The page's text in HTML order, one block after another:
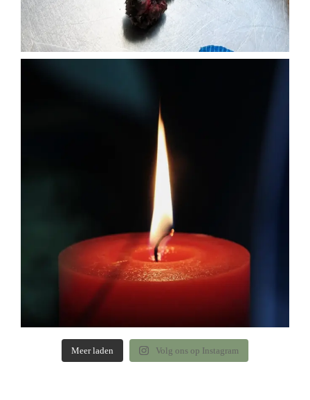
Meer laden Volg ons op Instagram